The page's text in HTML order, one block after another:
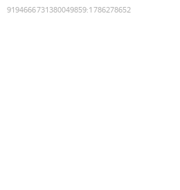
9194666731380049859:1786278652